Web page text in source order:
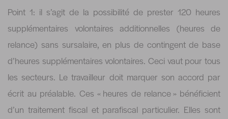
Point 1: il s’agit de la possibilité de prester 120 heures
supplémentaires volontaires additionnelles (heures de
relance) sans sursalaire, en plus de contingent de base
d’heures supplémentaires volontaires. Ceci vaut pour tous
les secteurs. Le travailleur doit marquer son accord par
écrit au préalable. Ces « heures de relance » bénéficient
d’un traitement fiscal et parafiscal particulier. Elles sont